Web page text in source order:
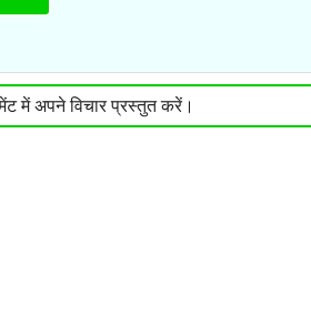
में अपने विचार प्रस्तुत करें।